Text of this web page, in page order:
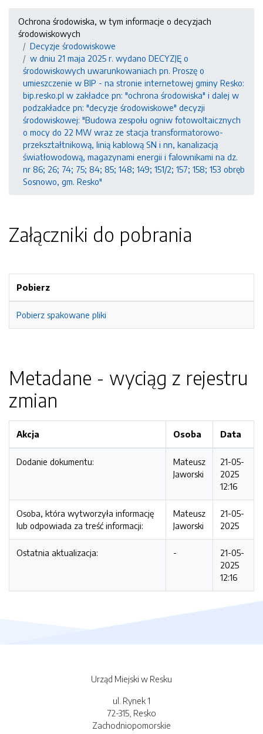
Ochrona środowiska, w tym informacje o decyzjach
środowiskowych
Decyzje środowiskowe
w dniu 21 maja 2025 r. wydano DECYZJĘ o
środowiskowych uwarunkowaniach pn. Proszę o
umieszczenie w BIP - na stronie internetowej gminy Resko:
bip.resko.pl w zakładce pn: "ochrona środowiska" i dalej w
podzakładce pn: "decyzje środowiskowe" decyzji
środowiskowej: "Budowa zespołu ogniw fotowoltaicznych
o mocy do 22 MW wraz ze stacja transformatorowo-
przekształtnikową, linią kablową SN i nn, kanalizacją
światłowodową, magazynami energii i falownikami na dz.
nr 86; 26; 74; 75; 84; 85; 148; 149; 151/2; 157; 158; 153 obręb
Sosnowo, gm. Resko"
Załączniki do pobrania
Pobierz
Pobierz spakowane pliki
Metadane - wyciąg z rejestru
zmian
Akcja Osoba Data
Dodanie dokumentu:
Mateusz
Jaworski
21-05-
2025
12:16
Osoba, która wytworzyła informację
lub odpowiada za treść informacji:
Mateusz
Jaworski
21-05-
2025
Ostatnia aktualizacja: -
21-05-
2025
12:16
Urząd Miejski w Resku
ul. Rynek 1
72-315, Resko
Zachodniopomorskie